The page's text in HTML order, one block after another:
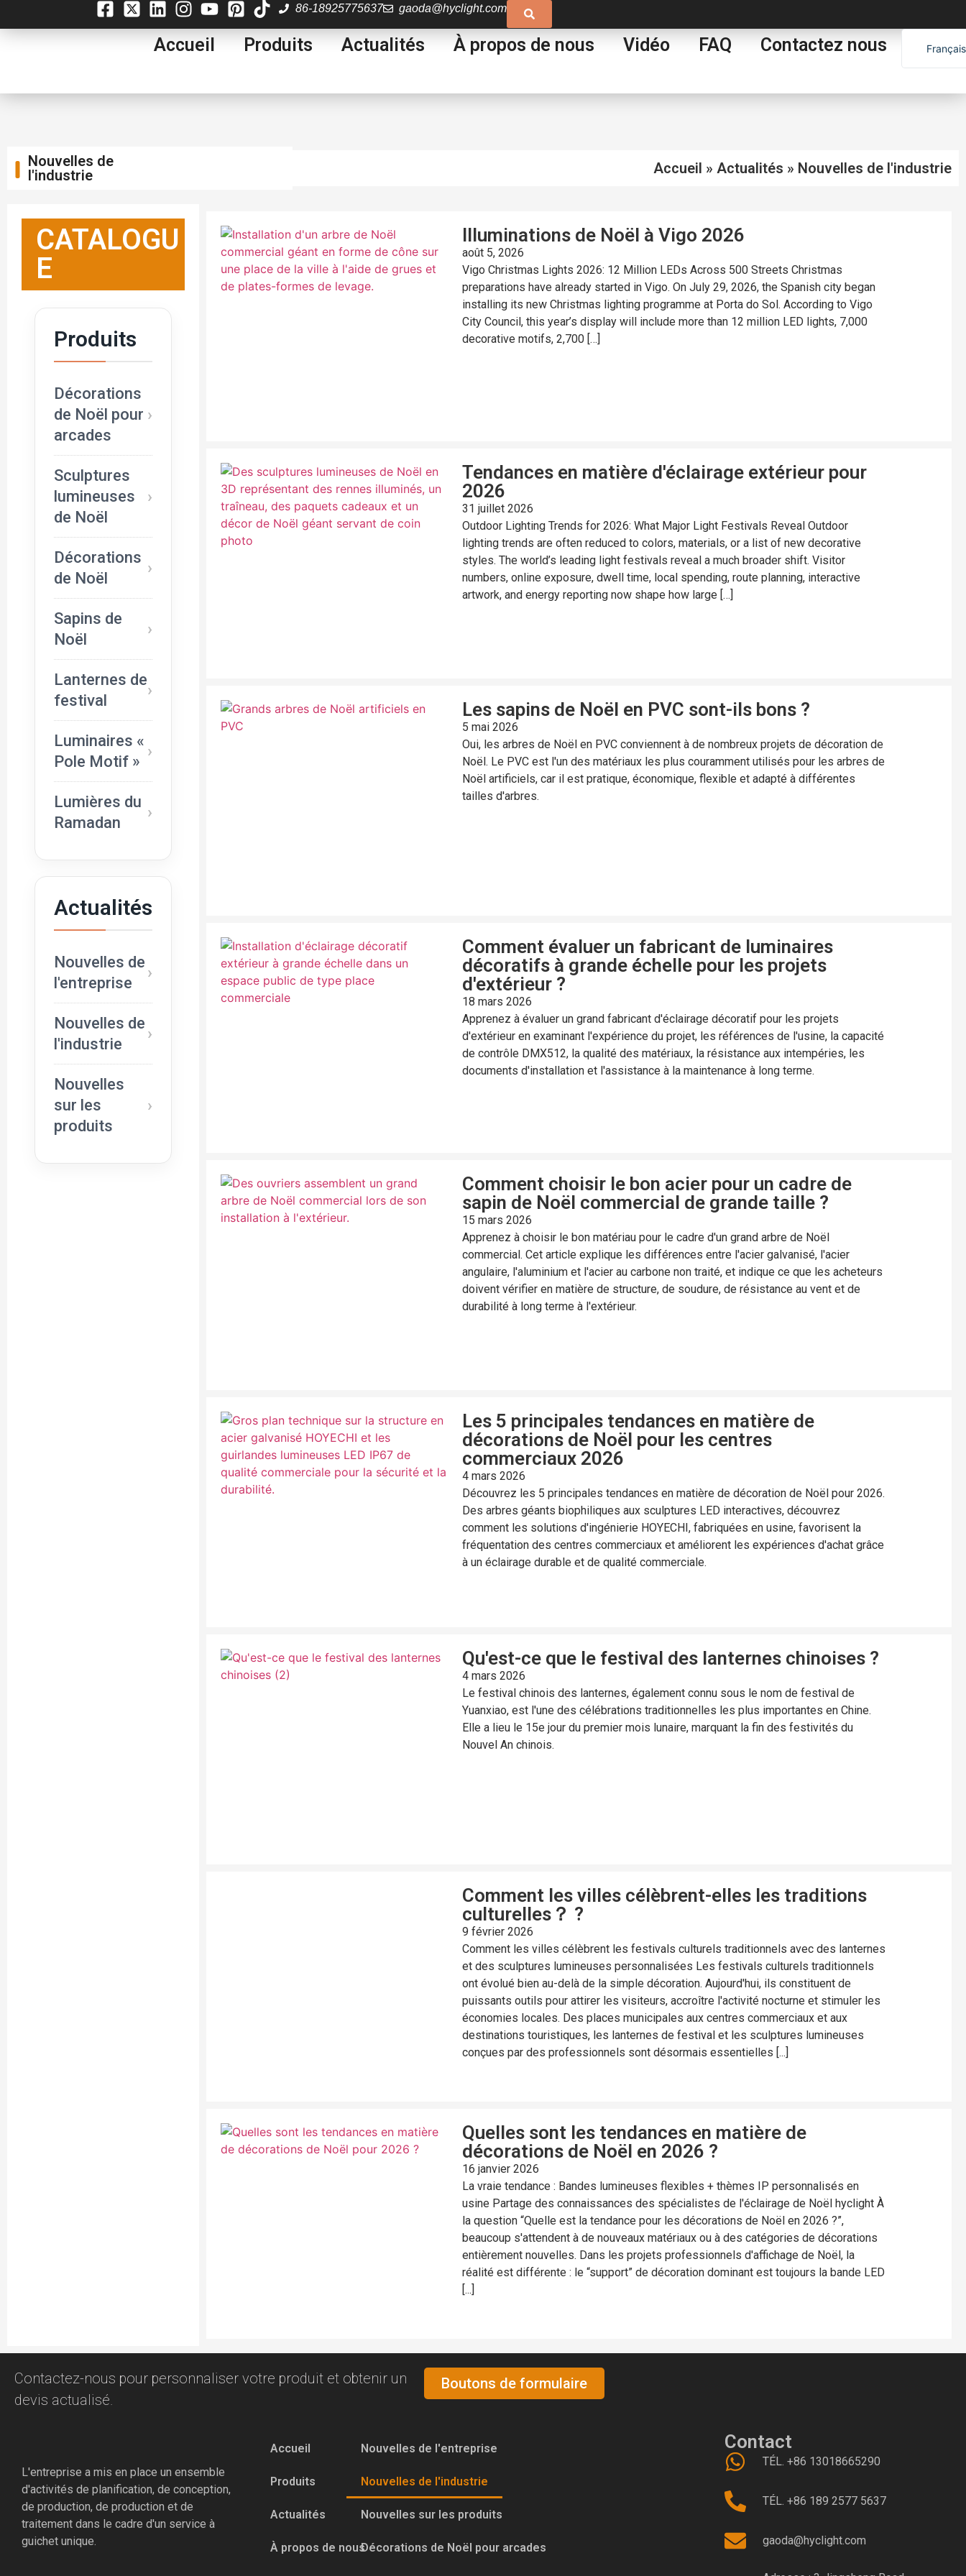
86-18925775637 gaoda@hyclight.com
Accueil Produits Actualités À propos de nous Vidéo FAQ Contactez nous
Français
English
Español
Nouvelles de
l'industrie
Accueil » Actualités » Nouvelles de l'industrie
CATALOGU
E
Produits
Décorations
de Noël pour
arcades
Sculptures
lumineuses
de Noël
Décorations
de Noël
Sapins de
Noël
Lanternes de
festival
Luminaires «
Pole Motif »
Lumières du
Ramadan
Actualités
Nouvelles de
l'entreprise
Nouvelles de
l'industrie
Nouvelles
sur les
produits
Illuminations de Noël à Vigo 2026
août 5, 2026
Vigo Christmas Lights 2026: 12 Million LEDs Across 500 Streets Christmas
preparations have already started in Vigo. On July 29, 2026, the Spanish city began
installing its new Christmas lighting programme at Porta do Sol. According to Vigo
City Council, this year’s display will include more than 12 million LED lights, 7,000
decorative motifs, 2,700 […]
Tendances en matière d'éclairage extérieur pour
2026
31 juillet 2026
Outdoor Lighting Trends for 2026: What Major Light Festivals Reveal Outdoor
lighting trends are often reduced to colors, materials, or a list of new decorative
styles. The world’s leading light festivals reveal a much broader shift. Visitor
numbers, online exposure, dwell time, local spending, route planning, interactive
artwork, and energy reporting now shape how large […]
Les sapins de Noël en PVC sont-ils bons ?
5 mai 2026
Oui, les arbres de Noël en PVC conviennent à de nombreux projets de décoration de
Noël. Le PVC est l'un des matériaux les plus couramment utilisés pour les arbres de
Noël artificiels, car il est pratique, économique, flexible et adapté à différentes
tailles d'arbres.
Comment évaluer un fabricant de luminaires
décoratifs à grande échelle pour les projets
d'extérieur ?
18 mars 2026
Apprenez à évaluer un grand fabricant d'éclairage décoratif pour les projets
d'extérieur en examinant l'expérience du projet, les références de l'usine, la capacité
de contrôle DMX512, la qualité des matériaux, la résistance aux intempéries, les
documents d'installation et l'assistance à la maintenance à long terme.
Comment choisir le bon acier pour un cadre de
sapin de Noël commercial de grande taille ?
15 mars 2026
Apprenez à choisir le bon matériau pour le cadre d'un grand arbre de Noël
commercial. Cet article explique les différences entre l'acier galvanisé, l'acier
angulaire, l'aluminium et l'acier au carbone non traité, et indique ce que les acheteurs
doivent vérifier en matière de structure, de soudure, de résistance au vent et de
durabilité à long terme à l'extérieur.
Les 5 principales tendances en matière de
décorations de Noël pour les centres
commerciaux 2026
4 mars 2026
Découvrez les 5 principales tendances en matière de décoration de Noël pour 2026.
Des arbres géants biophiliques aux sculptures LED interactives, découvrez
comment les solutions d'ingénierie HOYECHI, fabriquées en usine, favorisent la
fréquentation des centres commerciaux et améliorent les expériences d'achat grâce
à un éclairage durable et de qualité commerciale.
Qu'est-ce que le festival des lanternes chinoises ?
4 mars 2026
Le festival chinois des lanternes, également connu sous le nom de festival de
Yuanxiao, est l'une des célébrations traditionnelles les plus importantes en Chine.
Elle a lieu le 15e jour du premier mois lunaire, marquant la fin des festivités du
Nouvel An chinois.
Comment les villes célèbrent-elles les traditions
culturelles？ ?
9 février 2026
Comment les villes célèbrent les festivals culturels traditionnels avec des lanternes
et des sculptures lumineuses personnalisées Les festivals culturels traditionnels
ont évolué bien au-delà de la simple décoration. Aujourd'hui, ils constituent de
puissants outils pour attirer les visiteurs, accroître l'activité nocturne et stimuler les
économies locales. Des places municipales aux centres commerciaux et aux
destinations touristiques, les lanternes de festival et les sculptures lumineuses
conçues par des professionnels sont désormais essentielles [...]
Quelles sont les tendances en matière de
décorations de Noël en 2026 ?
16 janvier 2026
La vraie tendance : Bandes lumineuses flexibles + thèmes IP personnalisés en
usine Partage des connaissances des spécialistes de l'éclairage de Noël hyclight À
la question “Quelle est la tendance pour les décorations de Noël en 2026 ?”,
beaucoup s'attendent à de nouveaux matériaux ou à des catégories de décorations
entièrement nouvelles. Dans les projets professionnels d'affichage de Noël, la
réalité est différente : le “support” de décoration dominant est toujours la bande LED
[...]
Contactez-nous pour personnaliser votre produit et obtenir un
devis actualisé.
Boutons de formulaire
L'entreprise a mis en place un ensemble
d'activités de planification, de conception,
de production, de production et de
traitement dans le cadre d'un service à
guichet unique.
Accueil
Produits
Actualités
À propos de nous
Nouvelles de l'entreprise
Nouvelles de l'industrie
Nouvelles sur les produits
Décorations de Noël pour arcades
Contact
TÉL. +86 13018665290
TÉL. +86 189 2577 5637
gaoda@hyclight.com